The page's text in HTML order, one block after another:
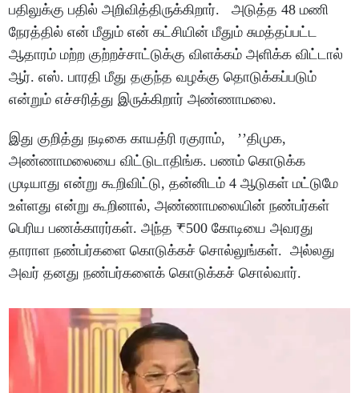
பதிலுக்கு பதில் அறிவித்திருக்கிறார். அடுத்த 48 மணி
நேரத்தில் என் மீதும் என் கட்சியின் மீதும் சுமத்தப்பட்ட
ஆதாரம் மற்ற குற்றச்சாட்டுக்கு விளக்கம் அளிக்க விட்டால்
ஆர். எஸ். பாரதி மீது தகுந்த வழக்கு தொடுக்கப்படும்
என்றும் எச்சரித்து இருக்கிறார் அண்ணாமலை.
இது குறித்து நடிகை காயத்ரி ரகுராம், ’’திமுக,
அண்ணாமலையை விட்டுடாதிங்க. பணம் கொடுக்க
முடியாது என்று கூறிவிட்டு, தன்னிடம் 4 ஆடுகள் மட்டுமே
உள்ளது என்று கூறினால், அண்ணாமலையின் நண்பர்கள்
பெரிய பணக்காரர்கள். அந்த ₹500 கோடியை அவரது
தாராள நண்பர்களை கொடுக்கச் சொல்லுங்கள். அல்லது
அவர் தனது நண்பர்களைக் கொடுக்கச் சொல்வார்.